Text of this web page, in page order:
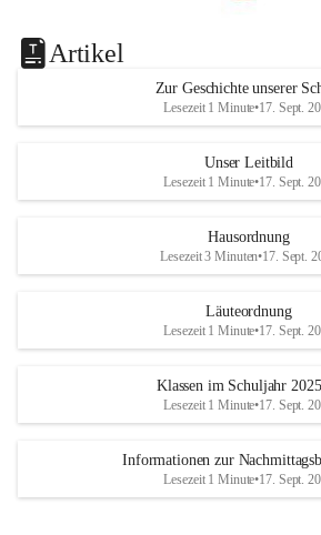
Artikel
Zur Geschichte unserer
Lesezeit 1 Minute•17. Sept.
Unser Leitbild
Lesezeit 1 Minute•17. Sept.
Hausordnung
Lesezeit 3 Minuten•17. Sept.
Läuteordnung
Lesezeit 1 Minute•17. Sept.
Klassen im Schuljahr
Lesezeit 1 Minute•17. Sept.
Informationen zur
Lesezeit 1 Minute•17. Sept.